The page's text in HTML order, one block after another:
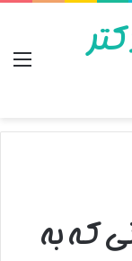
که به